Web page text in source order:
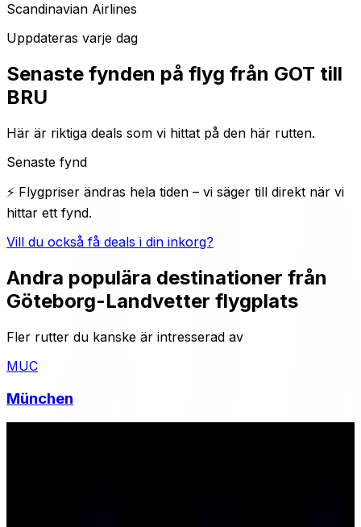
Scandinavian Airlines
Uppdateras varje dag
Senaste fynden på flyg från GOT till
BRU
Här är riktiga deals som vi hittat på den här rutten.
Senaste fynd
⚡ Flygpriser ändras hela tiden – vi säger till direkt när vi
hittar ett fynd.
Vill du också få deals i din inkorg?
Andra populära destinationer från
Göteborg-Landvetter flygplats
Fler rutter du kanske är intresserad av
MUC
München